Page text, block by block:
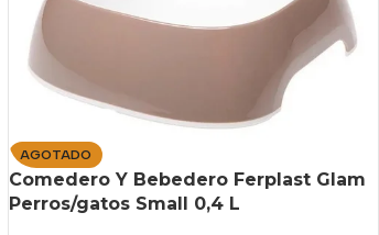
AGOTADO
Comedero Y Bebedero Ferplast Glam
Perros/gatos Small 0,4 L